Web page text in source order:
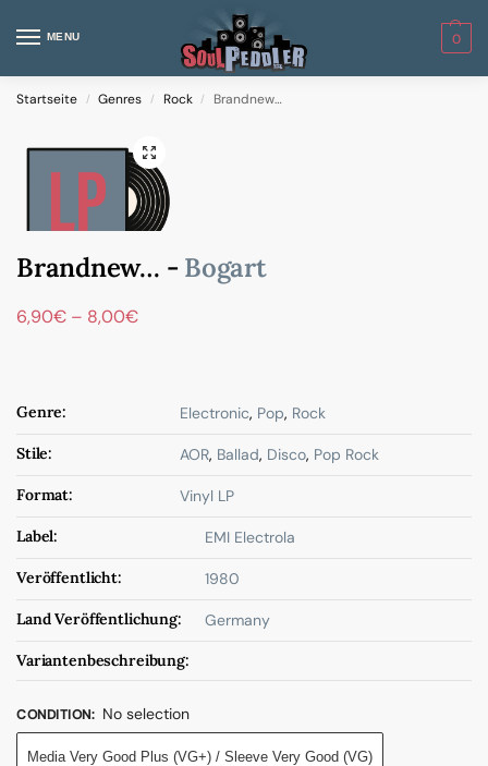
MENU 0
Startseite / Genres / Rock / Brandnew…
Brandnew… - Bogart
6,90€ – 8,00€
Genre: Electronic, Pop, Rock
Stile: AOR, Ballad, Disco, Pop Rock
Format: Vinyl LP
Label: EMI Electrola
Veröffentlicht: 1980
Land Veröffentlichung: Germany
Variantenbeschreibung:
CONDITION: No selection
Media Very Good Plus (VG+) / Sleeve Very Good (VG)